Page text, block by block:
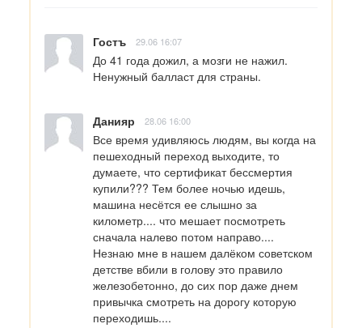
Гостъ 29.06 16:07
До 41 года дожил, а мозги не нажил.
Ненужный балласт для страны.
Данияр 28.06 16:00
Все время удивляюсь людям, вы когда на
пешеходный переход выходите, то
думаете, что сертификат бессмертия
купили??? Тем более ночью идешь,
машина несётся ее слышно за
километр.... что мешает посмотреть
сначала налево потом направо....
Незнаю мне в нашем далёком советском
детстве вбили в голову это правило
железобетонно, до сих пор даже днем
привычка смотреть на дорогу которую
переходишь....